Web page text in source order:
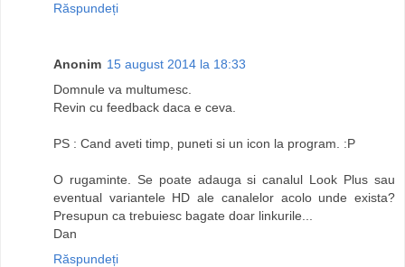
Răspundeți
Anonim 15 august 2014 la 18:33
Domnule va multumesc.
Revin cu feedback daca e ceva.
PS : Cand aveti timp, puneti si un icon la program. :P
O rugaminte. Se poate adauga si canalul Look Plus sau
eventual variantele HD ale canalelor acolo unde exista?
Presupun ca trebuiesc bagate doar linkurile...
Dan
Răspundeți